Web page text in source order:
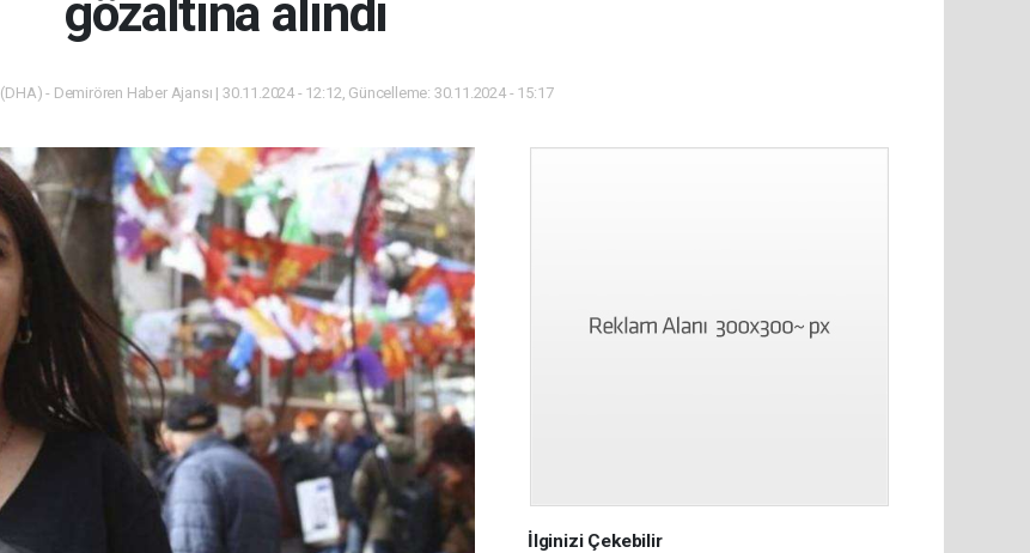
gözaltına alındı
(DHA) - Demirören Haber Ajansı | 30.11.2024 - 12:12, Güncelleme: 30.11.2024 - 15:17
İlginizi Çekebilir